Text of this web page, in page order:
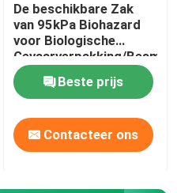
De beschikbare Zak
van 95kPa Biohazard
voor Biologische
Gevaarverpakking/
specimen
Beste prijs
Contacteer ons